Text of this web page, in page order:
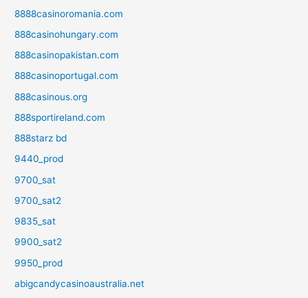
8888casinoromania.com
888casinohungary.com
888casinopakistan.com
888casinoportugal.com
888casinous.org
888sportireland.com
888starz bd
9440_prod
9700_sat
9700_sat2
9835_sat
9900_sat2
9950_prod
abigcandycasinoaustralia.net